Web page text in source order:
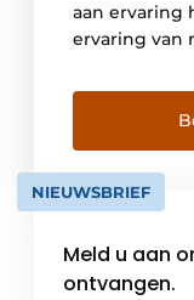
aan ervaring
ervaring van
Onze
vinden bij
bij
de
en lieren etc.
NIEUWSBRIEF
Meld u aan
ontvangen.